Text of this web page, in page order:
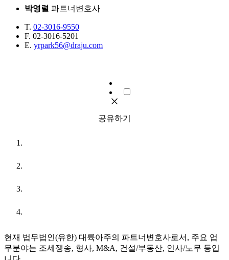
박영렬 파트너변호사
T. 02-3016-9550
F. 02-3016-5201
E. yrpark56@draju.com
공유하기
현재 법무법인(유한) 대륙아주의 파트너변호사로서, 주요 업
무분야는 조세쟁송, 형사, M&A, 건설/부동산, 인사/노무 등입